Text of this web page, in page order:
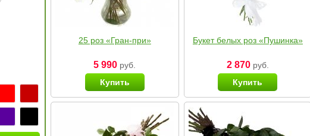
25 роз «Гран-при»
5 990 руб.
Купить
Букет белых роз «Пушинка»
2 870руб.
Купить